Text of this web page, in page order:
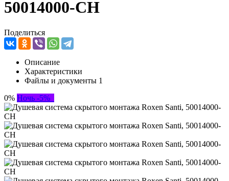
50014000-CH
Поделиться
Описание
Характеристики
Файлы и документы 1
0% Ночь -5%